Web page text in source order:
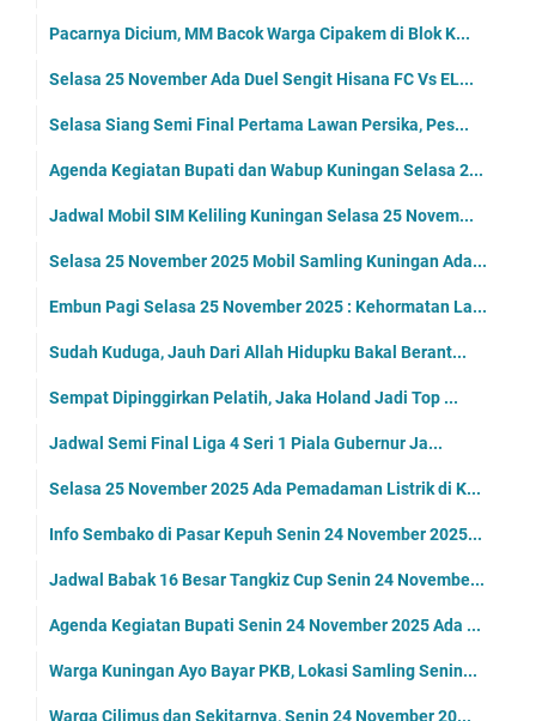
Pacarnya Dicium, MM Bacok Warga Cipakem di Blok K...
Selasa 25 November Ada Duel Sengit Hisana FC Vs EL...
Selasa Siang Semi Final Pertama Lawan Persika, Pes...
Agenda Kegiatan Bupati dan Wabup Kuningan Selasa 2...
Jadwal Mobil SIM Keliling Kuningan Selasa 25 Novem...
Selasa 25 November 2025 Mobil Samling Kuningan Ada...
Embun Pagi Selasa 25 November 2025 : Kehormatan La...
Sudah Kuduga, Jauh Dari Allah Hidupku Bakal Berant...
Sempat Dipinggirkan Pelatih, Jaka Holand Jadi Top ...
Jadwal Semi Final Liga 4 Seri 1 Piala Gubernur Ja...
Selasa 25 November 2025 Ada Pemadaman Listrik di K...
Info Sembako di Pasar Kepuh Senin 24 November 2025...
Jadwal Babak 16 Besar Tangkiz Cup Senin 24 Novembe...
Agenda Kegiatan Bupati Senin 24 November 2025 Ada ...
Warga Kuningan Ayo Bayar PKB, Lokasi Samling Senin...
Warga Cilimus dan Sekitarnya, Senin 24 November 20...